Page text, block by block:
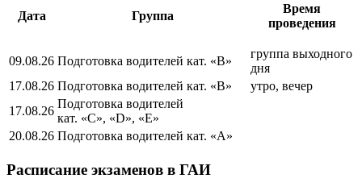
Дата Группа
Время
проведения
09.08.26 Подготовка водителей кат. «В»
группа выходного
дня
17.08.26 Подготовка водителей кат. «В»
утро, вечер
17.08.26
Подготовка водителей
кат. «C», «D», «E»
20.08.26 Подготовка водителей кат. «A»
Расписание экзаменов в ГАИ